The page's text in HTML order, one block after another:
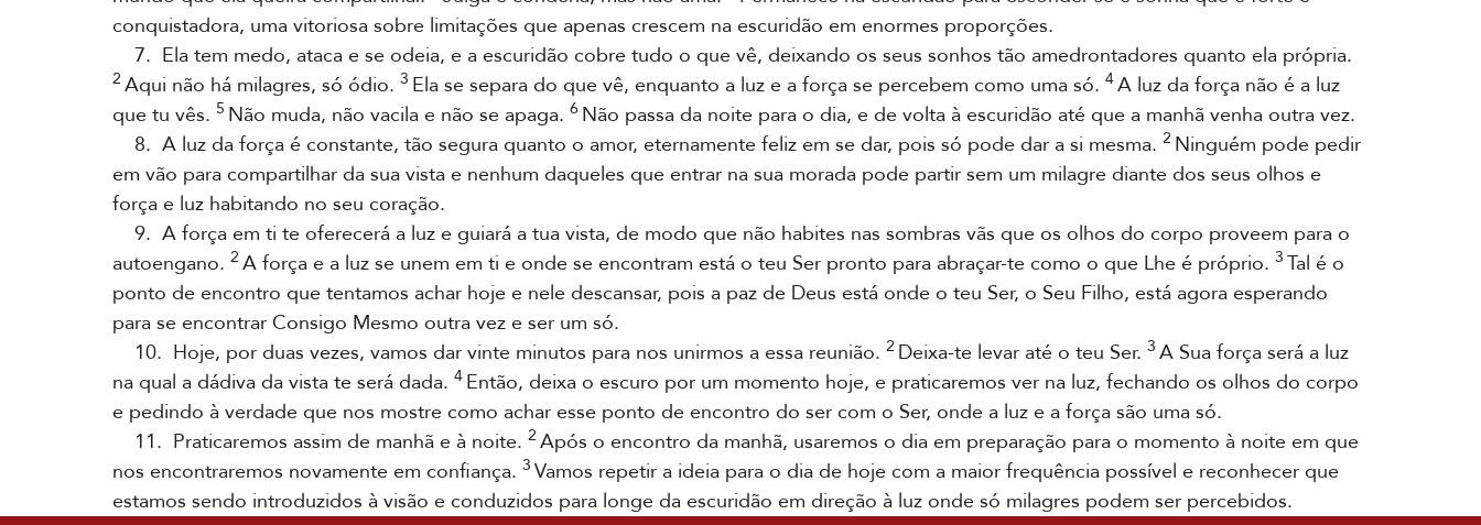
conquistadora, uma vitoriosa sobre limitações que apenas crescem na escuridão em enormes proporções.
7. Ela tem medo, ataca e se odeia, e a escuridão cobre tudo o que vê, deixando os seus sonhos tão amedrontadores quanto ela própria.
2 Aqui não há milagres, só ódio. 3 Ela se separa do que vê, enquanto a luz e a força se percebem como uma só. 4A luz da força não é a luz
que tu vês. 5 Não muda, não vacila e não se apaga. 6 Não passa da noite para o dia, e de volta à escuridão até que a manhã venha outra vez.
8. A luz da força é constante, tão segura quanto o amor, eternamente feliz em se dar, pois só pode dar a si mesma. 2 Ninguém pode pedir
em vão para compartilhar da sua vista e nenhum daqueles que entrar na sua morada pode partir sem um milagre diante dos seus olhos e
força e luz habitando no seu coração.
9. A força em ti te oferecerá a luz e guiará a tua vista, de modo que não habites nas sombras vãs que os olhos do corpo proveem para o
autoengano. 2 A força e a luz se unem em ti e onde se encontram está o teu Ser pronto para abraçar-te como o que Lhe é próprio. 3 Tal é o
ponto de encontro que tentamos achar hoje e nele descansar, pois a paz de Deus está onde o teu Ser, o Seu Filho, está agora esperando
para se encontrar Consigo Mesmo outra vez e ser um só.
10. Hoje, por duas vezes, vamos dar vinte minutos para nos unirmos a essa reunião. 2 Deixa-te levar até o teu Ser. 3 A Sua força será a luz
na qual a dádiva da vista te será dada. 4 Então, deixa o escuro por um momento hoje, e praticaremos ver na luz, fechando os olhos do corpo
e pedindo à verdade que nos mostre como achar esse ponto de encontro do ser com o Ser, onde a luz e a força são uma só.
11. Praticaremos assim de manhã e à noite. 2 Após o encontro da manhã, usaremos o dia em preparação para o momento à noite em que
nos encontraremos novamente em confiança. 3 Vamos repetir a ideia para o dia de hoje com a maior frequência possível e reconhecer que
estamos sendo introduzidos à visão e conduzidos para longe da escuridão em direção à luz onde só milagres podem ser percebidos.